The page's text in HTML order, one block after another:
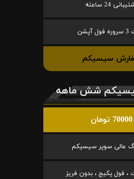
24 ساعته
سیسیکم
شش ماهه
70000 تومان
عالی سوپر سیسیکم
فول پکیج ، بدون فریز